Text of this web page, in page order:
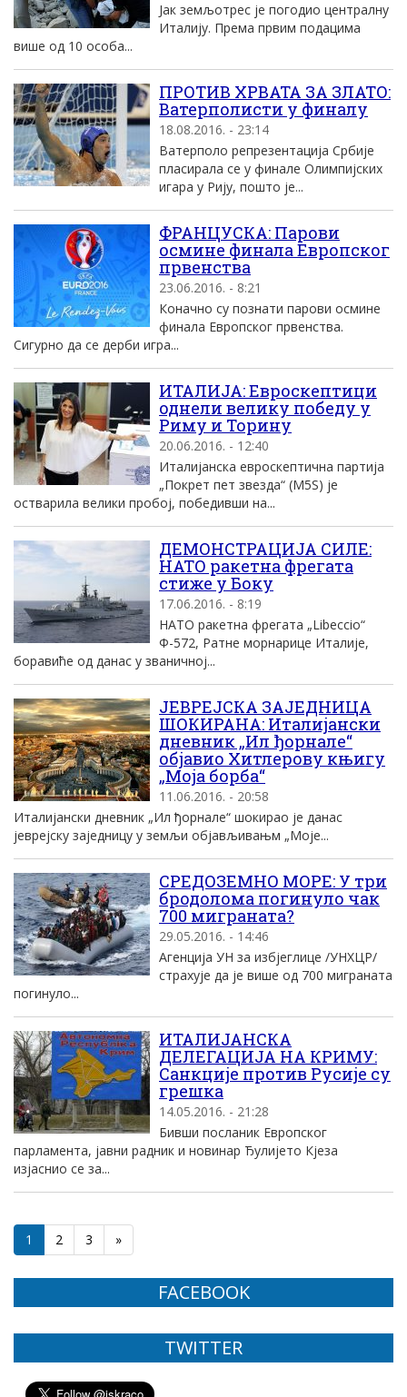
Јак земљотрес је погодио централну
Италију. Према првим подацима
више од 10 особа...
ПРОТИВ ХРВАТА ЗА ЗЛАТО:
Ватерполисти у финалу
18.08.2016. - 23:14
Ватерполо репрезентација Србије
пласирала се у финале Олимпијских
игара у Рију, пошто је...
ФРАНЦУСКА: Парови
осмине финала Европског
првенства
23.06.2016. - 8:21
Коначно су познати парови осмине
финала Европског првенства.
Сигурно да се дерби игра...
ИТАЛИЈА: Евроскептици
однели велику победу у
Риму и Торину
20.06.2016. - 12:40
Италијанска евроскептична партија
„Покрет пет звезда“ (М5S) је
остварила велики пробој, победивши на...
ДЕМОНСТРАЦИЈА СИЛЕ:
НАТО ракетна фрегата
стиже у Боку
17.06.2016. - 8:19
НАТО ракетна фрегата „Libeccio“
Ф-572, Ратне морнарице Италије,
боравиће од данас у званичној...
ЈЕВРЕЈСКА ЗАЈЕДНИЦА
ШОКИРАНА: Италијански
дневник „Ил ђорнале“
објавио Хитлерову књигу
„Моја борба“
11.06.2016. - 20:58
Италијански дневник „Ил ђорнале“ шокирао је данас
јеврејску заједницу у земљи објављивањм „Моје...
СРЕДОЗЕМНО МОРЕ: У три
бродолома погинуло чак
700 миграната?
29.05.2016. - 14:46
Агенција УН за избјеглице /УНХЦР/
страхује да је више од 700 миграната
погинуло...
ИТАЛИЈАНСКА
ДЕЛЕГАЦИЈА НА КРИМУ:
Санкције против Русије су
грешка
14.05.2016. - 21:28
Бивши посланик Европског
парламента, јавни радник и новинар Ђулијето Кјеза
изјаснио се за...
1 2 3 »
FACEBOOK
TWITTER